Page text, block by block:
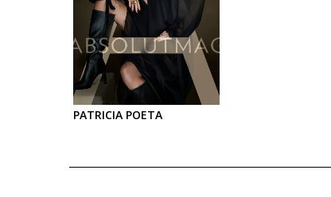
PATRICIA POETA